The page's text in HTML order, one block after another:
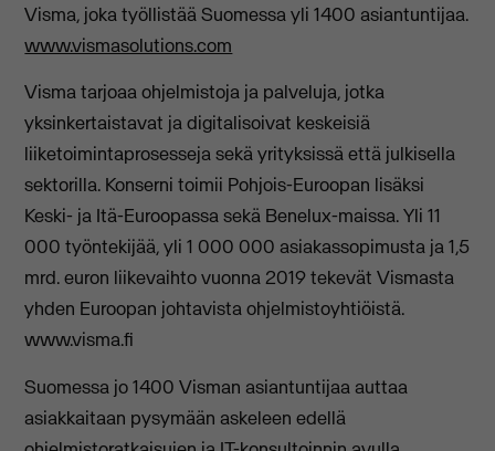
Visma, joka työllistää Suomessa yli 1400 asiantuntijaa.
www.vismasolutions.com
Visma tarjoaa ohjelmistoja ja palveluja, jotka
yksinkertaistavat ja digitalisoivat keskeisiä
liiketoimintaprosesseja sekä yrityksissä että julkisella
sektorilla. Konserni toimii Pohjois-Euroopan lisäksi
Keski- ja Itä-Euroopassa sekä Benelux-maissa. Yli 11
000 työntekijää, yli 1 000 000 asiakassopimusta ja 1,5
mrd. euron liikevaihto vuonna 2019 tekevät Vismasta
yhden Euroopan johtavista ohjelmistoyhtiöistä.
www.visma.fi
Suomessa jo 1400 Visman asiantuntijaa auttaa
asiakkaitaan pysymään askeleen edellä